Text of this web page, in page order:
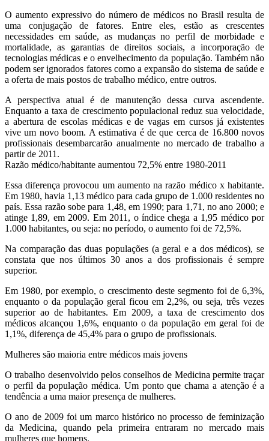
O aumento expressivo do número de médicos no Brasil resulta de
uma conjugação de fatores. Entre eles, estão as crescentes
necessidades em saúde, as mudanças no perfil de morbidade e
mortalidade, as garantias de direitos sociais, a incorporação de
tecnologias médicas e o envelhecimento da população. Também não
podem ser ignorados fatores como a expansão do sistema de saúde e
a oferta de mais postos de trabalho médico, entre outros.
A perspectiva atual é de manutenção dessa curva ascendente.
Enquanto a taxa de crescimento populacional reduz sua velocidade,
a abertura de escolas médicas e de vagas em cursos já existentes
vive um novo boom. A estimativa é de que cerca de 16.800 novos
profissionais desembarcarão anualmente no mercado de trabalho a
partir de 2011.
Razão médico/habitante aumentou 72,5% entre 1980-2011
Essa diferença provocou um aumento na razão médico x habitante.
Em 1980, havia 1,13 médico para cada grupo de 1.000 residentes no
país. Essa razão sobe para 1,48, em 1990; para 1,71, no ano 2000; e
atinge 1,89, em 2009. Em 2011, o índice chega a 1,95 médico por
1.000 habitantes, ou seja: no período, o aumento foi de 72,5%.
Na comparação das duas populações (a geral e a dos médicos), se
constata que nos últimos 30 anos a dos profissionais é sempre
superior.
Em 1980, por exemplo, o crescimento deste segmento foi de 6,3%,
enquanto o da população geral ficou em 2,2%, ou seja, três vezes
superior ao de habitantes. Em 2009, a taxa de crescimento dos
médicos alcançou 1,6%, enquanto o da população em geral foi de
1,1%, diferença de 45,4% para o grupo de profissionais.
Mulheres são maioria entre médicos mais jovens
O trabalho desenvolvido pelos conselhos de Medicina permite traçar
o perfil da população médica. Um ponto que chama a atenção é a
tendência a uma maior presença de mulheres.
O ano de 2009 foi um marco histórico no processo de feminização
da Medicina, quando pela primeira entraram no mercado mais
mulheres que homens.